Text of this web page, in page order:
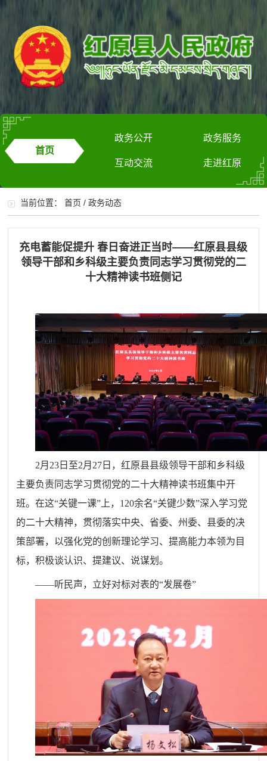
首页
政务公开 政务服务
互动交流 走进红原
当前位置：首页 /政务动态
充电蓄能促提升 春日奋进正当时——红原县县级
领导干部和乡科级主要负责同志学习贯彻党的二
十大精神读书班侧记
2月23日至2月27日，红原县县级领导干部和乡科级
主要负责同志学习贯彻党的二十大精神读书班集中开
班。在这“关键一课”上，120余名“关键少数”深入学习党
的二十大精神，贯彻落实中央、省委、州委、县委的决
策部署，以强化党的创新理论学习、提高能力本领为目
标，积极谈认识、提建议、说谋划。
——听民声，立好对标对表的“发展卷”